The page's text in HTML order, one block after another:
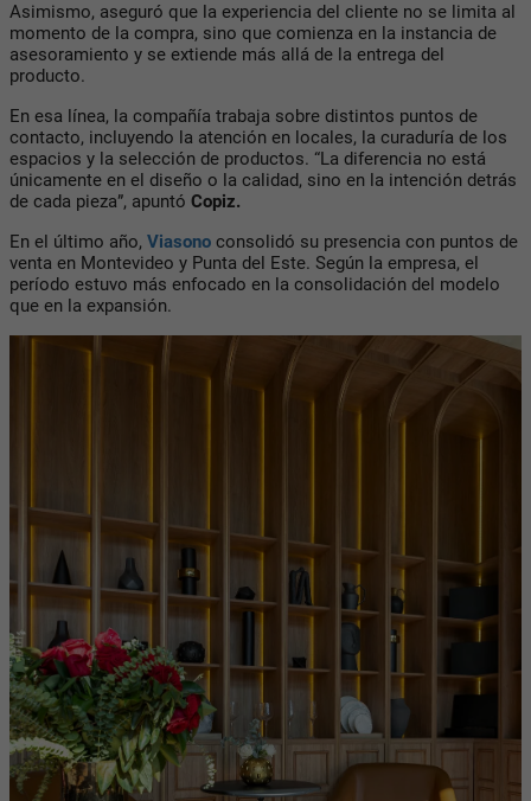
Asimismo, aseguró que la experiencia del cliente no se limita al
momento de la compra, sino que comienza en la instancia de
asesoramiento y se extiende más allá de la entrega del
producto.
En esa línea, la compañía trabaja sobre distintos puntos de
contacto, incluyendo la atención en locales, la curaduría de los
espacios y la selección de productos. “La diferencia no está
únicamente en el diseño o la calidad, sino en la intención detrás
de cada pieza”, apuntó Copiz.
En el último año, Viasono consolidó su presencia con puntos de
venta en Montevideo y Punta del Este. Según la empresa, el
período estuvo más enfocado en la consolidación del modelo
que en la expansión.